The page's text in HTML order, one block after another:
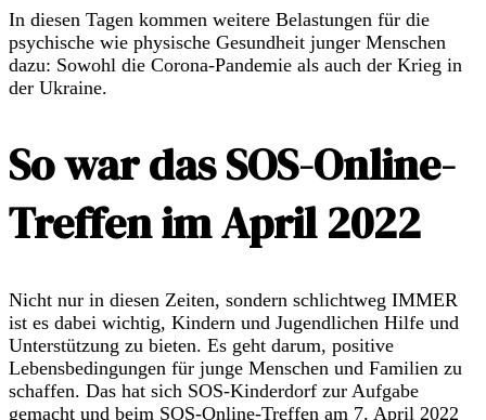
In diesen Tagen kommen weitere Belastungen für die
psychische wie physische Gesundheit junger Menschen
dazu: Sowohl die Corona-Pandemie als auch der Krieg in
der Ukraine.
So war das SOS-Online-
Treffen im April 2022
Nicht nur in diesen Zeiten, sondern schlichtweg IMMER
ist es dabei wichtig, Kindern und Jugendlichen Hilfe und
Unterstützung zu bieten. Es geht darum, positive
Lebensbedingungen für junge Menschen und Familien zu
schaffen. Das hat sich SOS-Kinderdorf zur Aufgabe
gemacht und beim SOS-Online-Treffen am 7. April 2022